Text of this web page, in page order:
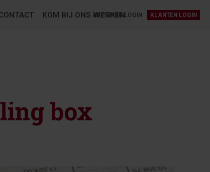
KOM BIJ ONS WERKEN
ASPERION LOGIN KLANTEN LOGIN
box